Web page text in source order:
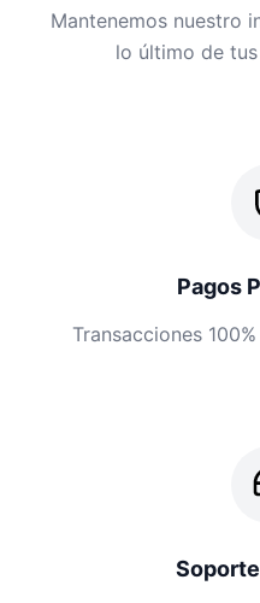
Mantenemos nuestro
lo último de
Pagos
Transacciones